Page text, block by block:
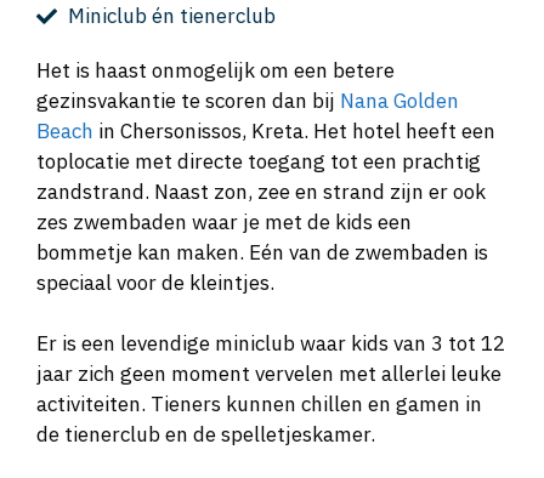
Miniclub én tienerclub
Het is haast onmogelijk om een betere
gezinsvakantie te scoren dan bij Nana Golden
Beach in Chersonissos, Kreta. Het hotel heeft een
toplocatie met directe toegang tot een prachtig
zandstrand. Naast zon, zee en strand zijn er ook
zes zwembaden waar je met de kids een
bommetje kan maken. Eén van de zwembaden is
speciaal voor de kleintjes.
Er is een levendige miniclub waar kids van 3 tot 12
jaar zich geen moment vervelen met allerlei leuke
activiteiten. Tieners kunnen chillen en gamen in
de tienerclub en de spelletjeskamer.